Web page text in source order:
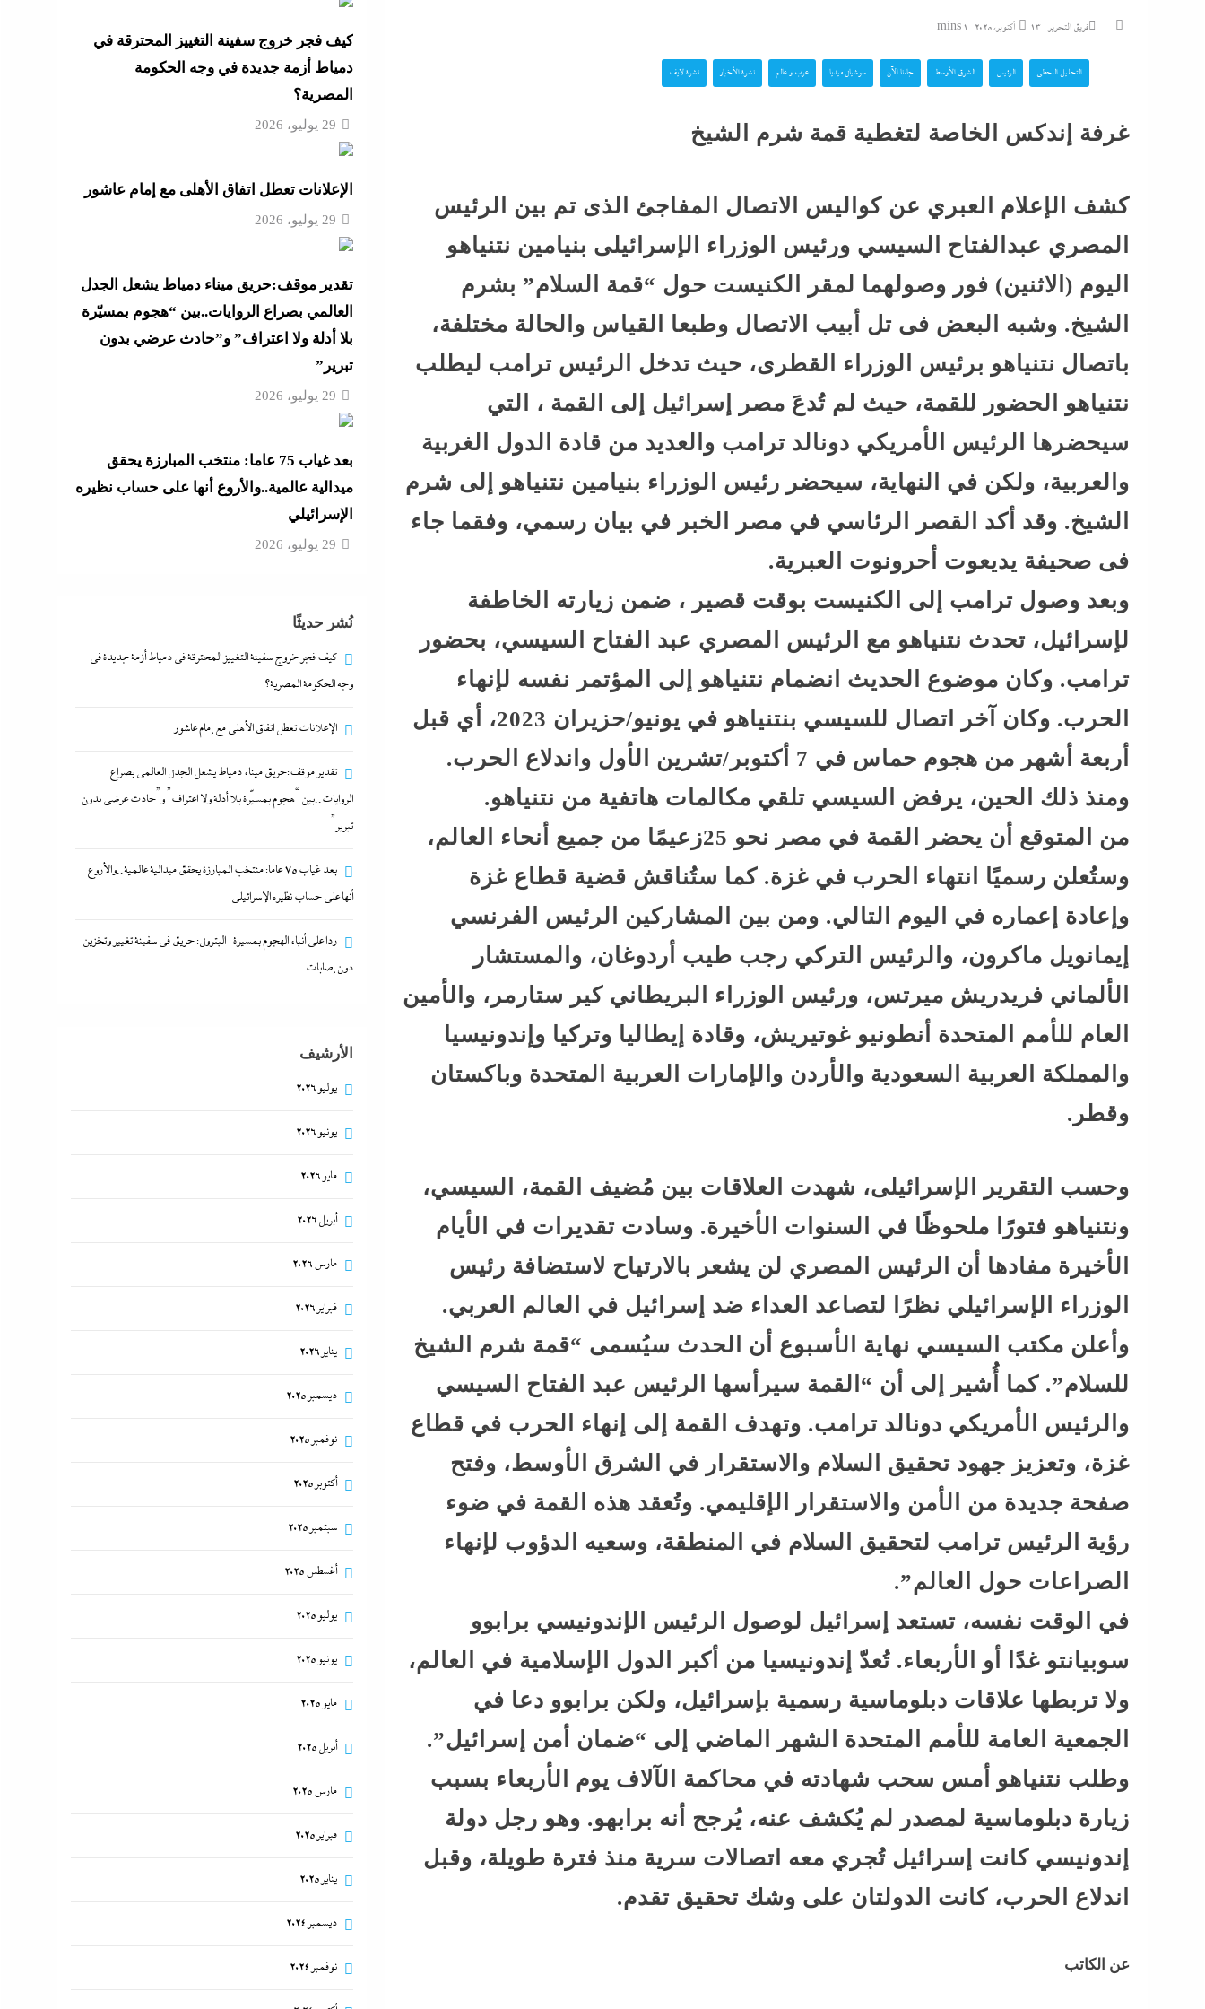
الجيش السوداني يعرض غنائم
عسكرية وصناديق شحن إماراتية
روسية الصنع...
راغب علامة يشعل العلمين في
التعاطف مع الضحية لا الجانية:
محاميات مشهورات يكشفن
لـ”إندكس” سر...
هل اشتعل فتيل الحرب
سفينة إيرانية وشائعات...
فريق التحرير 13 أكتوبر، 2025 1 mins
التحليل اللحظي الرئيس الشرق الأوسط جاءنا الآن سوشيال ميديا عرب و عالم نشرة الأخبار نشرة لايف
غرفة إندكس الخاصة لتغطية قمة شرم الشيخ
كشف الإعلام العبري عن كواليس الاتصال المفاجئ الذى تم بين الرئيس
المصري عبدالفتاح السيسي ورئيس الوزراء الإسرائيلى بنيامين نتنياهو
اليوم (الاثنين) فور وصولهما لمقر الكنيست حول “قمة السلام” بشرم
الشيخ. وشبه البعض فى تل أبيب الاتصال وطبعا القياس والحالة مختلفة،
باتصال نتنياهو برئيس الوزراء القطرى، حيث تدخل الرئيس ترامب ليطلب
نتنياهو الحضور للقمة، حيث لم تُدعَ مصر إسرائيل إلى القمة ، التي
سيحضرها الرئيس الأمريكي دونالد ترامب والعديد من قادة الدول الغربية
والعربية، ولكن في النهاية، سيحضر رئيس الوزراء بنيامين نتنياهو إلى شرم
الشيخ. وقد أكد القصر الرئاسي في مصر الخبر في بيان رسمي، وفقما جاء
فى صحيفة يديعوت أحرونوت العبرية.
وبعد وصول ترامب إلى الكنيست بوقت قصير ، ضمن زيارته الخاطفة
لإسرائيل، تحدث نتنياهو مع الرئيس المصري عبد الفتاح السيسي، بحضور
ترامب. وكان موضوع الحديث انضمام نتنياهو إلى المؤتمر نفسه لإنهاء
الحرب. وكان آخر اتصال للسيسي بنتنياهو في يونيو/حزيران 2023، أي قبل
أربعة أشهر من هجوم حماس في 7 أكتوبر/تشرين الأول واندلاع الحرب.
ومنذ ذلك الحين، يرفض السيسي تلقي مكالمات هاتفية من نتنياهو.
من المتوقع أن يحضر القمة في مصر نحو 25زعيمًا من جميع أنحاء العالم،
وستُعلن رسميًا انتهاء الحرب في غزة. كما ستُناقش قضية قطاع غزة
وإعادة إعماره في اليوم التالي. ومن بين المشاركين الرئيس الفرنسي
إيمانويل ماكرون، والرئيس التركي رجب طيب أردوغان، والمستشار
الألماني فريدريش ميرتس، ورئيس الوزراء البريطاني كير ستارمر، والأمين
العام للأمم المتحدة أنطونيو غوتيريش، وقادة إيطاليا وتركيا وإندونيسيا
والمملكة العربية السعودية والأردن والإمارات العربية المتحدة وباكستان
وقطر.
وحسب التقرير الإسرائيلى، شهدت العلاقات بين مُضيف القمة، السيسي،
ونتنياهو فتورًا ملحوظًا في السنوات الأخيرة. وسادت تقديرات في الأيام
الأخيرة مفادها أن الرئيس المصري لن يشعر بالارتياح لاستضافة رئيس
الوزراء الإسرائيلي نظرًا لتصاعد العداء ضد إسرائيل في العالم العربي.
وأعلن مكتب السيسي نهاية الأسبوع أن الحدث سيُسمى “قمة شرم الشيخ
للسلام”. كما أُشير إلى أن “القمة سيرأسها الرئيس عبد الفتاح السيسي
والرئيس الأمريكي دونالد ترامب. وتهدف القمة إلى إنهاء الحرب في قطاع
غزة، وتعزيز جهود تحقيق السلام والاستقرار في الشرق الأوسط، وفتح
صفحة جديدة من الأمن والاستقرار الإقليمي. وتُعقد هذه القمة في ضوء
رؤية الرئيس ترامب لتحقيق السلام في المنطقة، وسعيه الدؤوب لإنهاء
الصراعات حول العالم”.
في الوقت نفسه، تستعد إسرائيل لوصول الرئيس الإندونيسي برابوو
سوبيانتو غدًا أو الأربعاء. تُعدّ إندونيسيا من أكبر الدول الإسلامية في العالم،
ولا تربطها علاقات دبلوماسية رسمية بإسرائيل، ولكن برابوو دعا في
الجمعية العامة للأمم المتحدة الشهر الماضي إلى “ضمان أمن إسرائيل”.
وطلب نتنياهو أمس سحب شهادته في محاكمة الآلاف يوم الأربعاء بسبب
زيارة دبلوماسية لمصدر لم يُكشف عنه، يُرجح أنه برابهو. وهو رجل دولة
إندونيسي كانت إسرائيل تُجري معه اتصالات سرية منذ فترة طويلة، وقبل
اندلاع الحرب، كانت الدولتان على وشك تحقيق تقدم.
عن الكاتب
كيف فجر خروج سفينة التغييز المحترقة في
دمياط أزمة جديدة في وجه الحكومة
المصرية؟
29 يوليو، 2026
الإعلانات تعطل اتفاق الأهلى مع إمام عاشور
29 يوليو، 2026
تقدير موقف:حريق ميناء دمياط يشعل الجدل
العالمي بصراع الروايات..بين “هجوم بمسيّرة
بلا أدلة ولا اعتراف” و”حادث عرضي بدون
تبرير”
29 يوليو، 2026
بعد غياب 75 عاما: منتخب المبارزة يحقق
ميدالية عالمية..والأروع أنها على حساب نظيره
الإسرائيلي
29 يوليو، 2026
نُشر حديثًا
كيف فجر خروج سفينة التغييز المحترقة في دمياط أزمة جديدة في
وجه الحكومة المصرية؟
الإعلانات تعطل اتفاق الأهلى مع إمام عاشور
تقدير موقف:حريق ميناء دمياط يشعل الجدل العالمي بصراع
الروايات..بين “هجوم بمسيّرة بلا أدلة ولا اعتراف” و”حادث عرضي بدون
تبرير”
بعد غياب 75 عاما: منتخب المبارزة يحقق ميدالية عالمية..والأروع
أنها على حساب نظيره الإسرائيلي
ردا على أنباء الهجوم بمسيرة..البترول: حريق في سفينة تغيير وتخزين
دون إصابات
الأرشيف
يوليو 2026
يونيو 2026
مايو 2026
أبريل 2026
مارس 2026
فبراير 2026
يناير 2026
ديسمبر 2025
نوفمبر 2025
أكتوبر 2025
سبتمبر 2025
أغسطس 2025
يوليو 2025
يونيو 2025
مايو 2025
أبريل 2025
مارس 2025
فبراير 2025
يناير 2025
ديسمبر 2024
نوفمبر 2024